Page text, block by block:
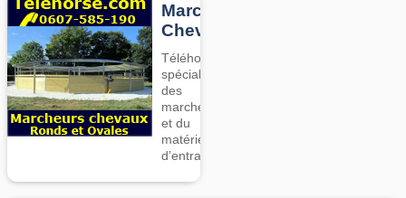
Marcheurs
Chevaux
Téléhorse,
spécialiste
des
marcheurs
et du
matériel
d’entrainement